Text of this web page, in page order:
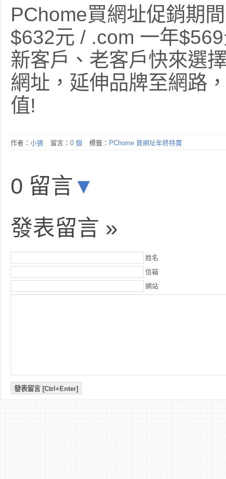
PChome買網址促銷期
$632元 / .com 一年
新客戶、老客戶快來選
網址，延伸品牌至網路
值!
作者： 小張 留言： 0 個 標籤： PChome 買網址年終特賣
0 留言 ▼
發表留言 »
姓名
信箱
網站